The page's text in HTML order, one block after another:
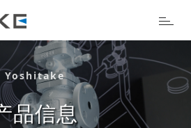
Yoshitake
品信息